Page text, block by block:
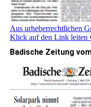
Aus urheberrechtlichen
Klick auf den Link leiten
Badische Zeitung